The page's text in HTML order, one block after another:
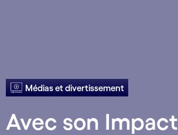
Médias et divertissement
Avec son Impact